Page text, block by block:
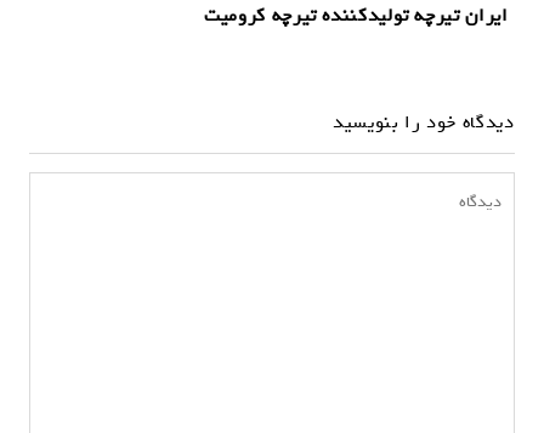
ایران تیرچه تولیدکننده تیرچه کرومیت
دیدگاه خود را بنویسید